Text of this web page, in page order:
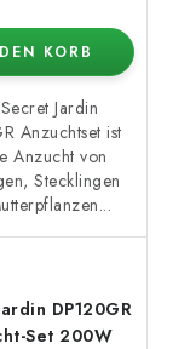
KORB
Jardin
Anzuchtset ist
Anzucht von
Stecklingen
DP120GR
Set 200W